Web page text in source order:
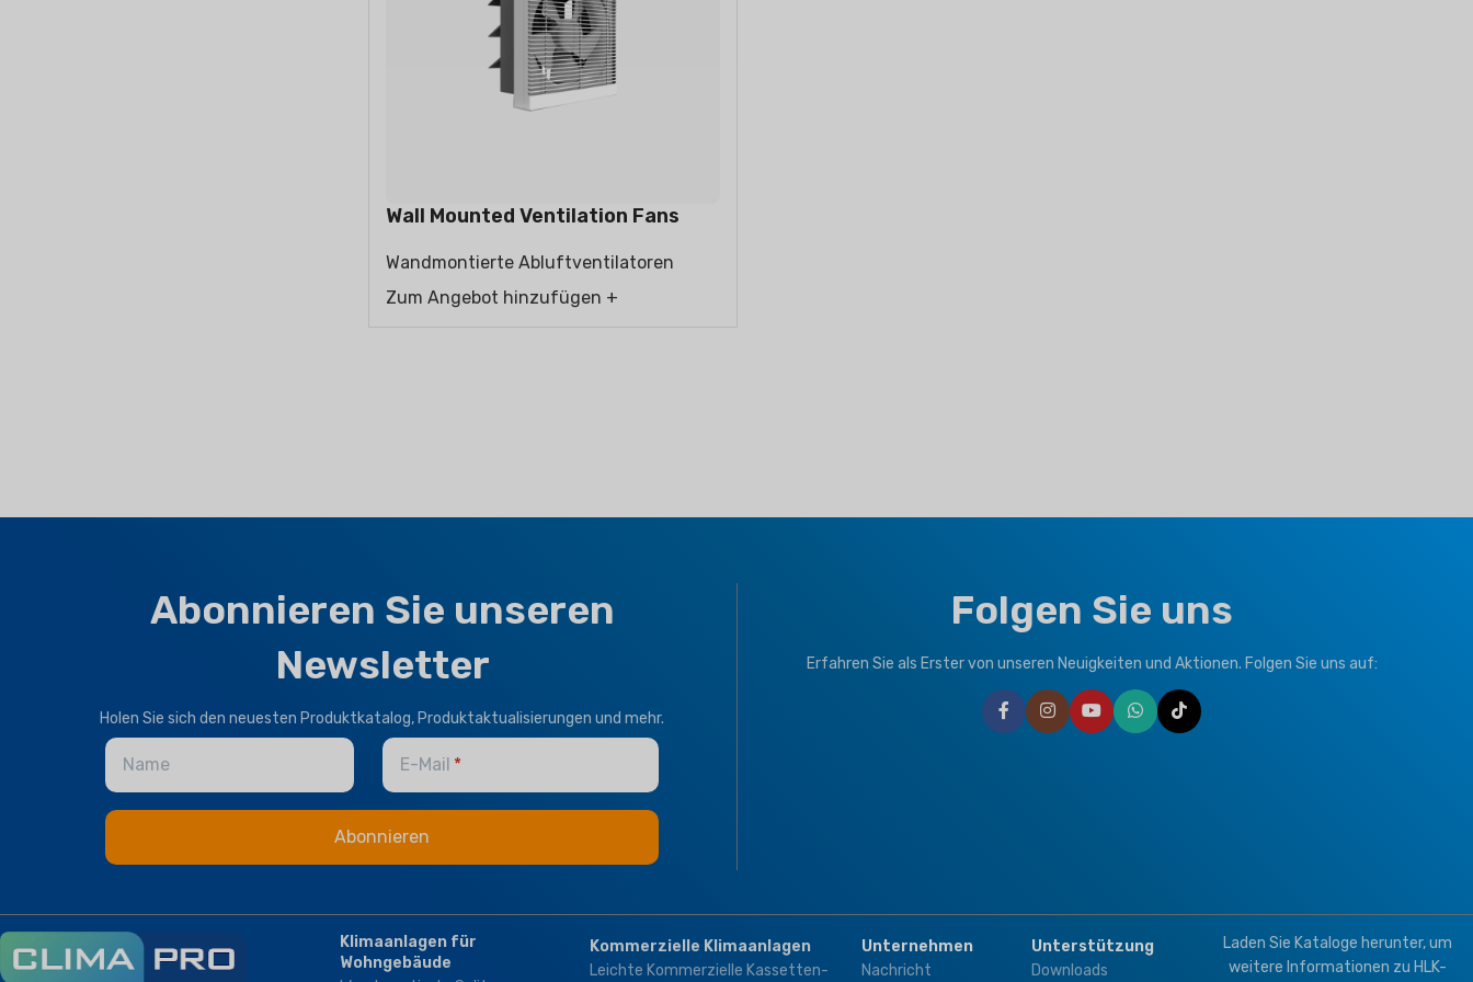
LUFTREINIGER
Wall Mounted Ventilation Fans
Wandmontierte Abluftventilatoren
Zum Angebot hinzufügen +
Abonnieren Sie unseren
Newsletter
Holen Sie sich den neuesten Produktkatalog, Produktaktualisierungen und mehr.
Name E-Mail
Folgen Sie uns
Erfahren Sie als Erster von unseren Neuigkeiten und Aktionen. Folgen Sie uns auf:
Klimaanlagen für
Wohngebäude
Kommerzielle Klimaanlagen
Leichte Kommerzielle Kassetten-
Unternehmen
Nachricht
Unterstützung
Downloads
Laden Sie Kataloge herunter, um
weitere Informationen zu HLK-